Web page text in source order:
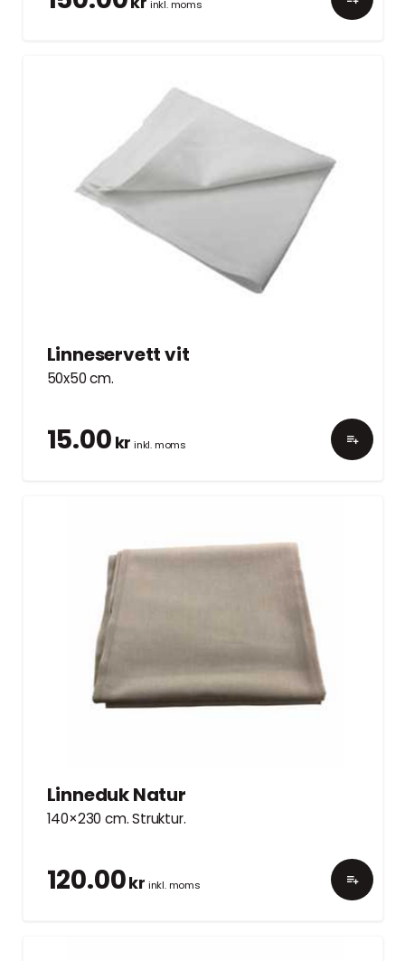
inkl. moms
Linneservett vit
50x50 cm.
15.00 kr inkl. moms
Linneduk Natur
140×230 cm. Struktur.
120.00kr inkl. moms